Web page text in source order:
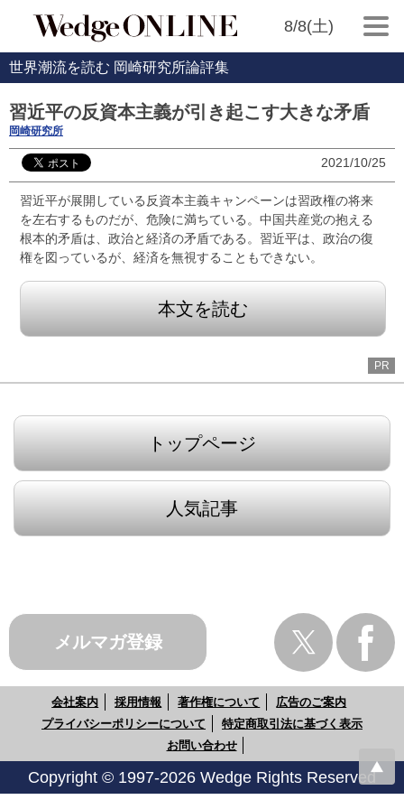
8/8(土)
世界潮流を読む 岡崎研究所論評集
習近平の反資本主義が引き起こす大きな矛盾
岡崎研究所
2021/10/25
習近平が展開している反資本主義キャンペーンは習政権の将来
を左右するものだが、危険に満ちている。中国共産党の抱える
根本的矛盾は、政治と経済の矛盾である。習近平は、政治の復
権を図っているが、経済を無視することもできない。
本文を読む
PR
トップページ
人気記事
メルマガ登録
会社案内 採用情報 著作権について
広告のご案内
プライバシーポリシーについて
特定商取引法に基づく表示
お問い合わせ
Copyright © 1997-2026 Wedge Rights Reserved